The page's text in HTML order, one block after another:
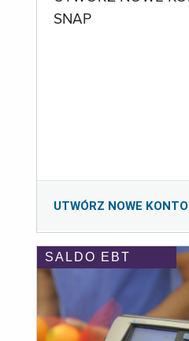
SNAP
UTWÓRZ NOWE KONTO
SALDO EBT